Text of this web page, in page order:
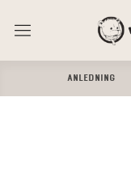
ANLEDNING